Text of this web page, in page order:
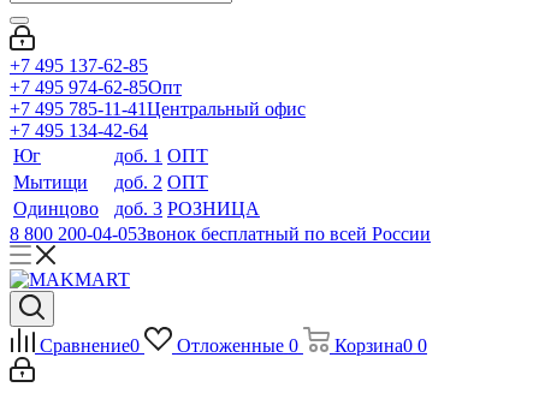
+7 495 137-62-85
+7 495 974-62-85Опт
+7 495 785-11-41Центральный офис
+7 495 134-42-64
Юг
доб. 1 ОПТ
Мытищи
доб. 2 ОПТ
Одинцово
доб. 3 РОЗНИЦА
8 800 200-04-05Звонок бесплатный по всей России
Сравнение0 Отложенные 0 Корзина0 0